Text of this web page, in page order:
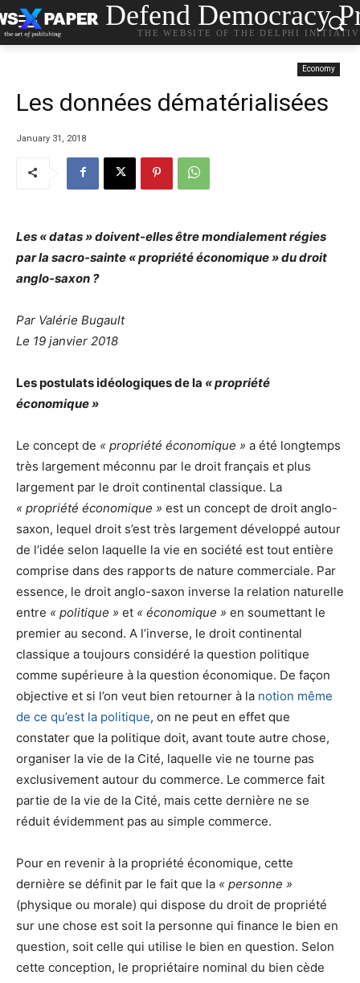
Defend Democracy
THE WEBSITE OF THE DELPHI
Economy
Les données dématérialisées
January 31, 2018
Les « datas » doivent-elles être mondialement régies
par la sacro-sainte « propriété économique » du droit
anglo-saxon ?
Par Valérie Bugault
Le 19 janvier 2018
Les postulats idéologiques de la « propriété
économique »
Le concept de « propriété économique » a été longtemps
très largement méconnu par le droit français et plus
largement par le droit continental classique. La
« propriété économique » est un concept de droit anglo-
saxon, lequel droit s’est très largement développé autour
de l’idée selon laquelle la vie en société est tout entière
comprise dans des rapports de nature commerciale. Par
essence, le droit anglo-saxon inverse la relation naturelle
entre « politique » et « économique » en soumettant le
premier au second. A l’inverse, le droit continental
classique a toujours considéré la question politique
comme supérieure à la question économique. De façon
objective et si l’on veut bien retourner à la notion même
de ce qu’est la politique, on ne peut en effet que
constater que la politique doit, avant toute autre chose,
organiser la vie de la Cité, laquelle vie ne tourne pas
exclusivement autour du commerce. Le commerce fait
partie de la vie de la Cité, mais cette dernière ne se
réduit évidemment pas au simple commerce.
Pour en revenir à la propriété économique, cette
dernière se définit par le fait que la « personne »
(physique ou morale) qui dispose du droit de propriété
sur une chose est soit la personne qui finance le bien en
question, soit celle qui utilise le bien en question. Selon
cette conception, le propriétaire nominal du bien cède